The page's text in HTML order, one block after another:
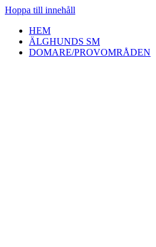
Hoppa till innehåll
HEM
ÄLGHUNDS SM
DOMARE/PROVOMRÅDEN